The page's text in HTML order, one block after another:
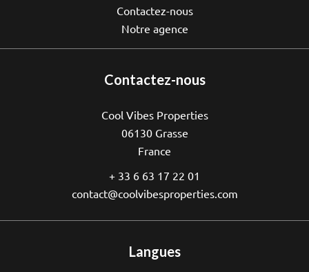
Contactez-nous
Notre agence
Contactez-nous
Cool Vibes Properties
06130Grasse
France
+ 33 6 63 17 22 01
contact@coolvibesproperties.com
Langues